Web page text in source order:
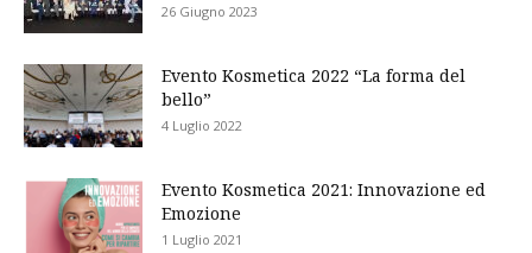
26 Giugno 2023
Evento Kosmetica 2022 “La forma del
bello”
4 Luglio 2022
Evento Kosmetica 2021: Innovazione ed
Emozione
1 Luglio 2021